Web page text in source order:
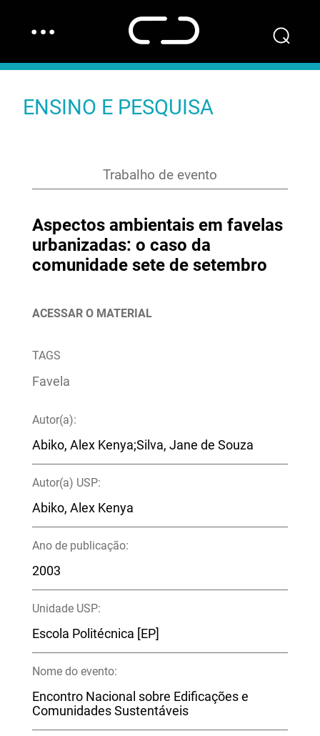
… ⌕
ENSINO E PESQUISA
Trabalho de evento
Aspectos ambientais em favelas
urbanizadas: o caso da
comunidade sete de setembro
ACESSAR O MATERIAL
TAGS
Favela
Autor(a):
Abiko, Alex Kenya;Silva, Jane de Souza
Autor(a) USP:
Abiko, Alex Kenya
Ano de publicação:
2003
Unidade USP:
Escola Politécnica [EP]
Nome do evento:
Encontro Nacional sobre Edificações e
Comunidades Sustentáveis